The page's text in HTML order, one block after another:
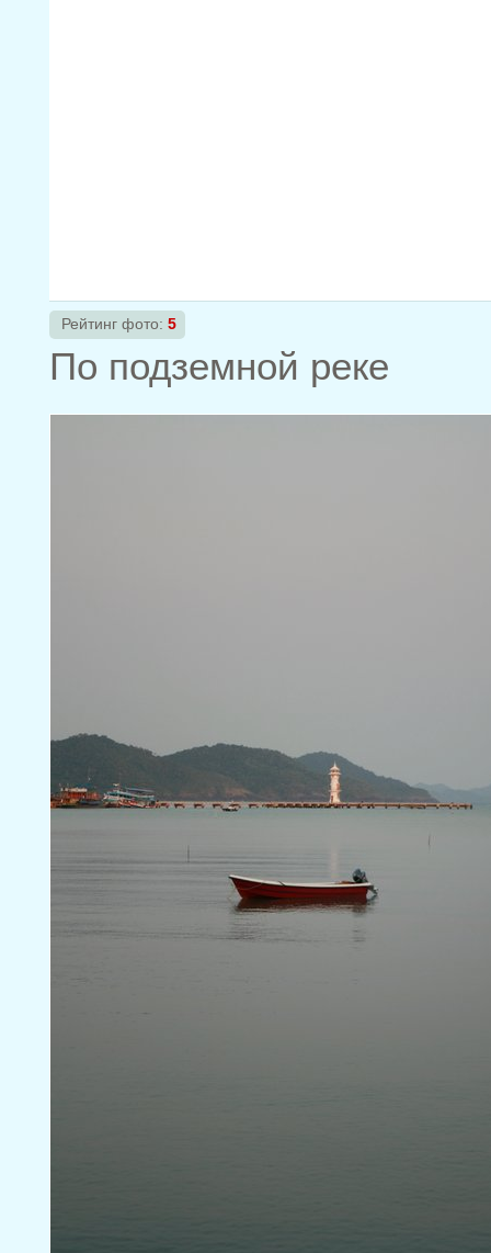
Рейтинг фото: 5
По подземной реке